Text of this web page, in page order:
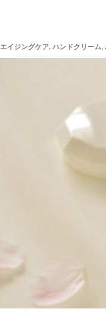
エイジングケア, ハンドクリーム,